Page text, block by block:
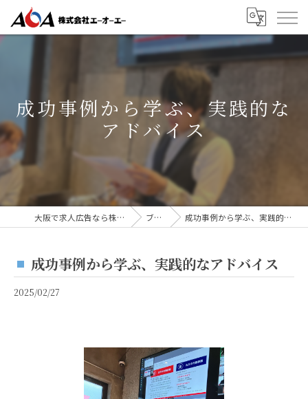
成功事例から学ぶ、実践的な
アドバイス
大阪で求人広告なら株式会社AOA ブログ 成功事例から学ぶ、実践的なアドバイス
成功事例から学ぶ、実践的なアドバイス
2025/02/27